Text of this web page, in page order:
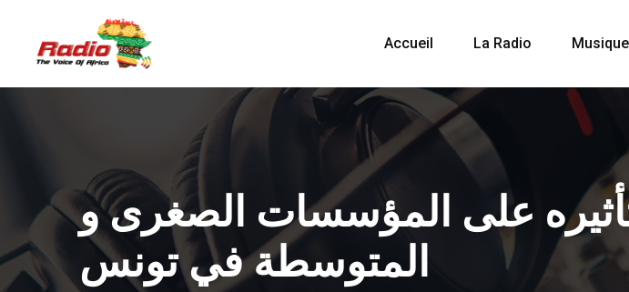
Accueil La Radio Musique
تأثيره على المؤسسات الصغرى و
المتوسطة في تونس